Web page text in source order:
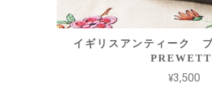
イギリスアンティーク
¥3,500